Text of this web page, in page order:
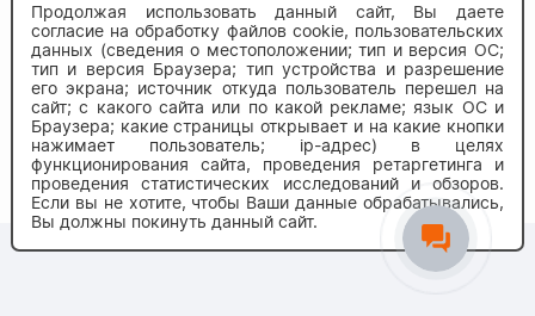
© 2020-2026 auau.market
Продолжая использовать данный сайт, Вы даете
согласие на обработку файлов cookie, пользовательских
данных (сведения о местоположении; тип и версия ОС;
тип и версия Браузера; тип устройства и разрешение
его экрана; источник откуда пользователь перешел на
сайт; с какого сайта или по какой рекламе; язык ОС и
Браузера; какие страницы открывает и на какие кнопки
нажимает пользователь; ip-адрес) в целях
функционирования сайта, проведения ретаргетинга и
проведения статистических исследований и обзоров.
Если вы не хотите, чтобы Ваши данные обрабатывались,
Вы должны покинуть данный сайт.